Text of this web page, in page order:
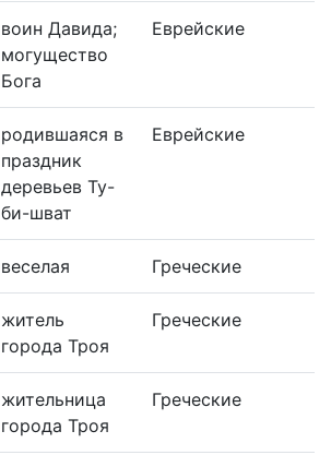
воин Давида;
могущество
Бога
Еврейские
родившаяся в
праздник
деревьев Ту-
би-шват
Еврейские
веселая Греческие
житель
города Троя
Греческие
жительница
города Троя
Греческие